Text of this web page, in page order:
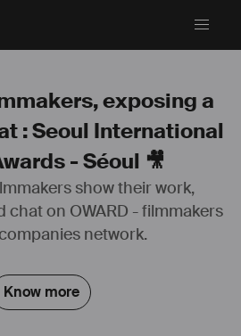
exposing a
: Seoul International
- Séoul 🎥
show their work,
chat on OWARD - filmmakers
network.
Know more
À venir